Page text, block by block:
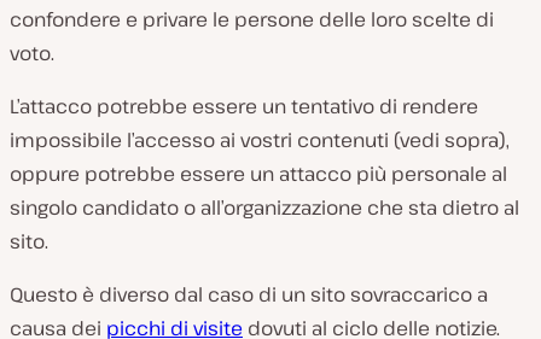
confondere e privare le persone delle loro scelte di
voto.
L’attacco potrebbe essere un tentativo di rendere
impossibile l’accesso ai vostri contenuti (vedi sopra),
oppure potrebbe essere un attacco più personale al
singolo candidato o all’organizzazione che sta dietro al
sito.
Questo è diverso dal caso di un sito sovraccarico a
causa dei picchi di visite dovuti al ciclo delle notizie.